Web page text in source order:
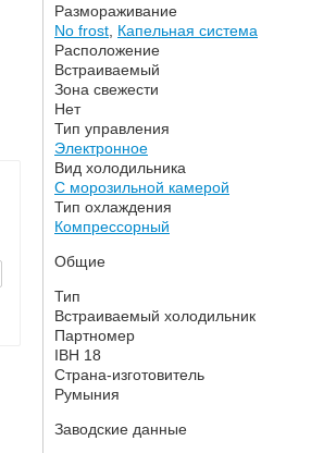
Размораживание
No frost Капельная система
Расположение
Встраиваемый
Зона свежести
Нет
Тип управления
Электронное
Вид холодильника
С морозильной камерой
Тип охлаждения
Компрессорный
Общие
Тип
Встраиваемый холодильник
Партномер
IBH 18
Страна-изготовитель
Румыния
Заводские данные